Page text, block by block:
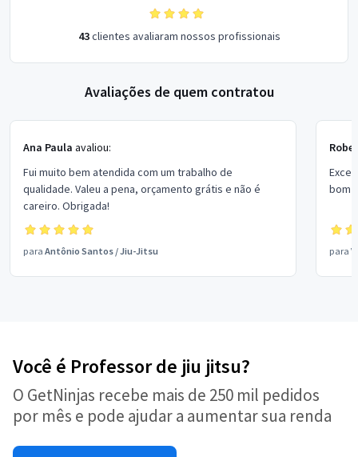
43clientes avaliaram nossos profissionais
Avaliações de quem contratou
Ana Paula avaliou:
Fui muito bem atendida com um trabalho de
qualidade. Valeu a pena, orçamento grátis e não é
careiro. Obrigada!
para Antônio Santos /Jiu-Jitsu
bom
para
Você é Professor de jiu jitsu?
O GetNinjas recebe mais de 250 mil pedidos
por mês e pode ajudar a aumentar sua renda